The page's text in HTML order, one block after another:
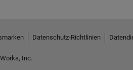
Datenschutz-Richtlinien
Inc.